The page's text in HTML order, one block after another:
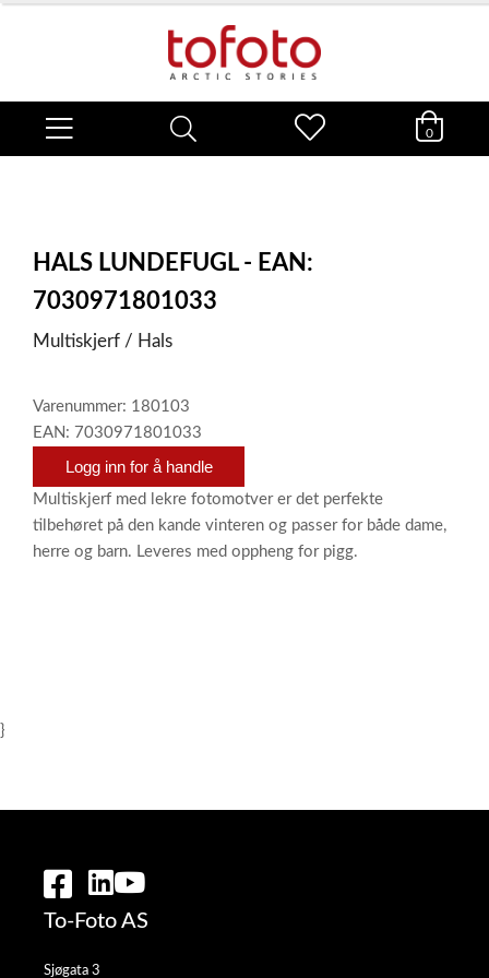
0
HALS LUNDEFUGL - EAN:
7030971801033
Multiskjerf / Hals
Varenummer: 180103
EAN: 7030971801033
Logg inn for å handle
Multiskjerf med lekre fotomotver er det perfekte
tilbehøret på den kande vinteren og passer for både dame,
herre og barn. Leveres med oppheng for pigg.
}
To-Foto AS
Sjøgata 3